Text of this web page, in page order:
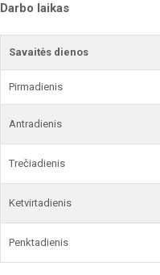
Darbo laikas
Savaitės dienos
Pirmadienis
Antradienis
Trečiadienis
Ketvirtadienis
Penktadienis